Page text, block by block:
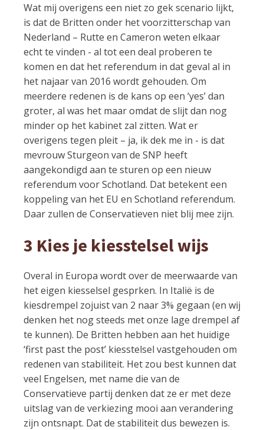
Wat mij overigens een niet zo gek scenario lijkt,
is dat de Britten onder het voorzitterschap van
Nederland – Rutte en Cameron weten elkaar
echt te vinden - al tot een deal proberen te
komen en dat het referendum in dat geval al in
het najaar van 2016 wordt gehouden. Om
meerdere redenen is de kans op een ‘yes’ dan
groter, al was het maar omdat de slijt dan nog
minder op het kabinet zal zitten. Wat er
overigens tegen pleit – ja, ik dek me in - is dat
mevrouw Sturgeon van de SNP heeft
aangekondigd aan te sturen op een nieuw
referendum voor Schotland. Dat betekent een
koppeling van het EU en Schotland referendum.
Daar zullen de Conservatieven niet blij mee zijn.
3 Kies je kiesstelsel wijs
Overal in Europa wordt over de meerwaarde van
het eigen kiesselsel gesprken. In Italië is de
kiesdrempel zojuist van 2 naar 3% gegaan (en wij
denken het nog steeds met onze lage drempel af
te kunnen). De Britten hebben aan het huidige
‘first past the post’ kiesstelsel vastgehouden om
redenen van stabiliteit. Het zou best kunnen dat
veel Engelsen, met name die van de
Conservatieve partij denken dat ze er met deze
uitslag van de verkiezing mooi aan verandering
zijn ontsnapt. Dat de stabiliteit dus bewezen is.